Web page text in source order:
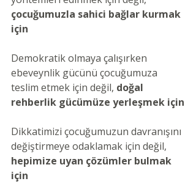
çocuğumuzla sahici bağlar kurmak
için
Demokratik olmaya çalışırken
ebeveynlik gücünü çocuğumuza
teslim etmek için değil, doğal
rehberlik gücümüze yerleşmek için
Dikkatimizi çocuğumuzun davranışını
değiştirmeye odaklamak için değil,
hepimize uyan çözümler bulmak
için